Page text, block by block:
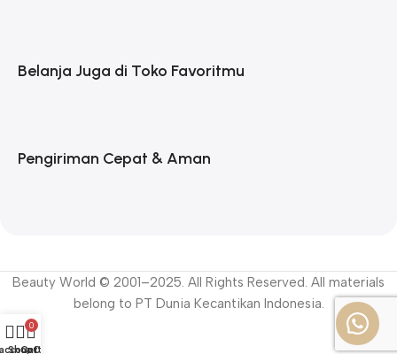
Belanja Juga di Toko Favoritmu
Pengiriman Cepat & Aman
Beauty World © 2001–2025. All Rights Reserved. All materials
belong to PT Dunia Kecantikan Indonesia.
Shop
0
Cart
CS